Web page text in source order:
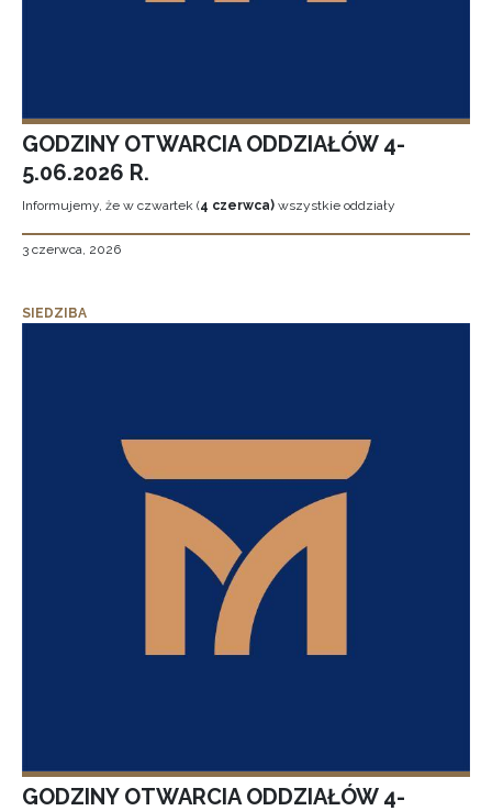
GODZINY OTWARCIA ODDZIAŁÓW 4-
5.06.2026 R.
Informujemy, że w czwartek (4 czerwca) wszystkie oddziały
3 czerwca, 2026
SIEDZIBA
GODZINY OTWARCIA ODDZIAŁÓW 4-